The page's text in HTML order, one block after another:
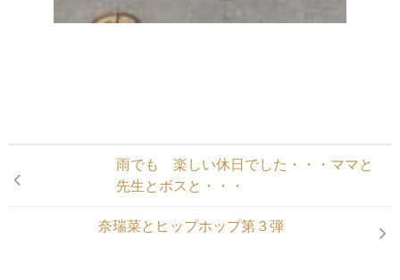
雨でも 楽しい休日でした・・・ママと
先生とボスと・・・
奈瑞菜とヒップホップ第３弾